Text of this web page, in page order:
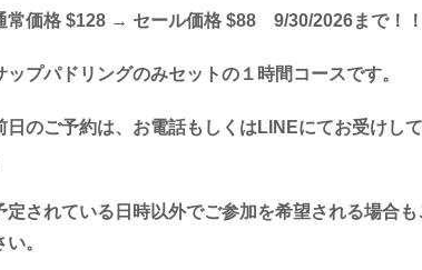
常価格 $128 → セール価格 $88 9/30/2026まで！！
ップパドリングのみセットの１時間コースです。
のご予約は、お電話もしくはLINEにてお受けし
されている日時以外でご参加を希望される場合も
い。